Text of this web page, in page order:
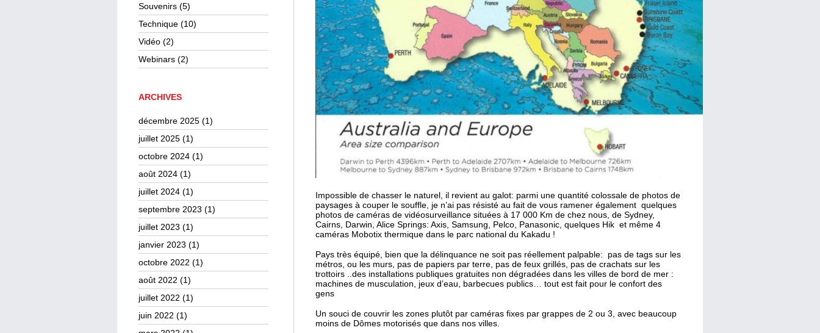
Souvenirs (5)
Technique (10)
Vidéo (2)
Webinars (2)
ARCHIVES
décembre 2025 (1)
juillet 2025 (1)
octobre 2024 (1)
août 2024 (1)
juillet 2024 (1)
septembre 2023 (1)
juillet 2023 (1)
janvier 2023 (1)
octobre 2022 (1)
août 2022 (1)
juillet 2022 (1)
juin 2022 (1)
Impossible de chasser le naturel, il revient au galot: parmi une quantité colossale de photos de
paysages à couper le souffle, je n’ai pas résisté au fait de vous ramener également quelques
photos de caméras de vidéosurveillance situées à 17 000 Km de chez nous, de Sydney,
Cairns, Darwin, Alice Springs: Axis, Samsung, Pelco, Panasonic, quelques Hik et même 4
caméras Mobotix thermique dans le parc national du Kakadu !
Pays très équipé, bien que la délinquance ne soit pas réellement palpable: pas de tags sur les
métros, ou les murs, pas de papiers par terre, pas de feux grillés, pas de crachats sur les
trottoirs ..des installations publiques gratuites non dégradées dans les villes de bord de mer :
machines de musculation, jeux d’eau, barbecues publics… tout est fait pour le confort des
gens
Un souci de couvrir les zones plutôt par caméras fixes par grappes de 2 ou 3, avec beaucoup
moins de Dômes motorisés que dans nos villes.